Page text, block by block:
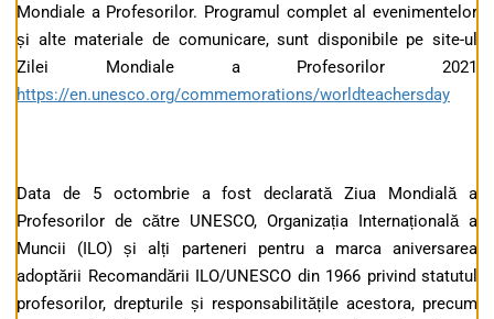
Mondiale a Profesorilor. Programul complet al evenimentelor
și alte materiale de comunicare, sunt disponibile pe site-ul
Zilei Mondiale a Profesorilor 2021
https://en.unesco.org/commemorations/worldteachersday
Data de 5 octombrie a fost declarată Ziua Mondială a
Profesorilor de către UNESCO, Organizația Internațională a
Muncii (ILO) și alți parteneri pentru a marca aniversarea
adoptării Recomandării ILO/UNESCO din 1966 privind statutul
profesorilor, drepturile și responsabilitățile acestora, precum